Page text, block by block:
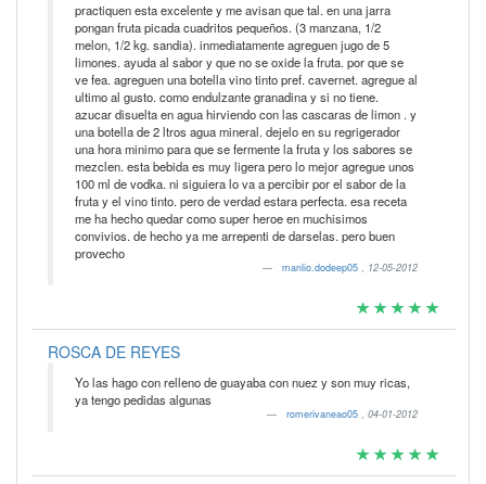
practiquen esta excelente y me avisan que tal. en una jarra
pongan fruta picada cuadritos pequeños. (3 manzana, 1/2
melon, 1/2 kg. sandia). inmediatamente agreguen jugo de 5
limones. ayuda al sabor y que no se oxide la fruta. por que se
ve fea. agreguen una botella vino tinto pref. cavernet. agregue al
ultimo al gusto. como endulzante granadina y si no tiene.
azucar disuelta en agua hirviendo con las cascaras de limon . y
una botella de 2 ltros agua mineral. dejelo en su regrigerador
una hora minimo para que se fermente la fruta y los sabores se
mezclen. esta bebida es muy ligera pero lo mejor agregue unos
100 ml de vodka. ni siguiera lo va a percibir por el sabor de la
fruta y el vino tinto. pero de verdad estara perfecta. esa receta
me ha hecho quedar como super heroe en muchisimos
convivios. de hecho ya me arrepenti de darselas. pero buen
provecho
manlio.dodeep05 , 12-05-2012
ROSCA DE REYES
Yo las hago con relleno de guayaba con nuez y son muy ricas,
ya tengo pedidas algunas
romerivaneao05 , 04-01-2012